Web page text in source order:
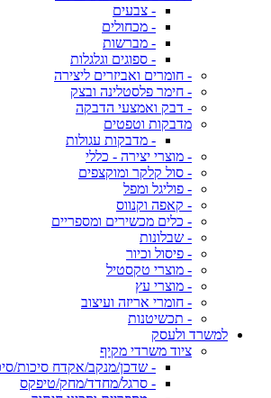
- צבעים
- מכחולים
- מברשות
- ספוגים וגלגלות
- חומרים ואביזרים ליצירה
- חימר פלסטלינה ובצק
- דבק ואמצעי הדבקה
מדבקות וטפטים
- מדבקות עגולות
- מוצרי יצירה - כללי
- סול קלקר ומוקצפים
- פוליגל ומפל
- קאפה וקנווס
- כלים מכשירים ומספריים
- שבלונות
- פיסול וכיור
- מוצרי טקסטיל
- מוצרי עץ
- חומרי אריזה ועיצוב
- תכשיטנות
למשרד ולעסק
ציוד משרדי מקיף
- שדכן/מנקב/אקדח סיכות/
- סרגל/מחדד/מחק/טיפקס